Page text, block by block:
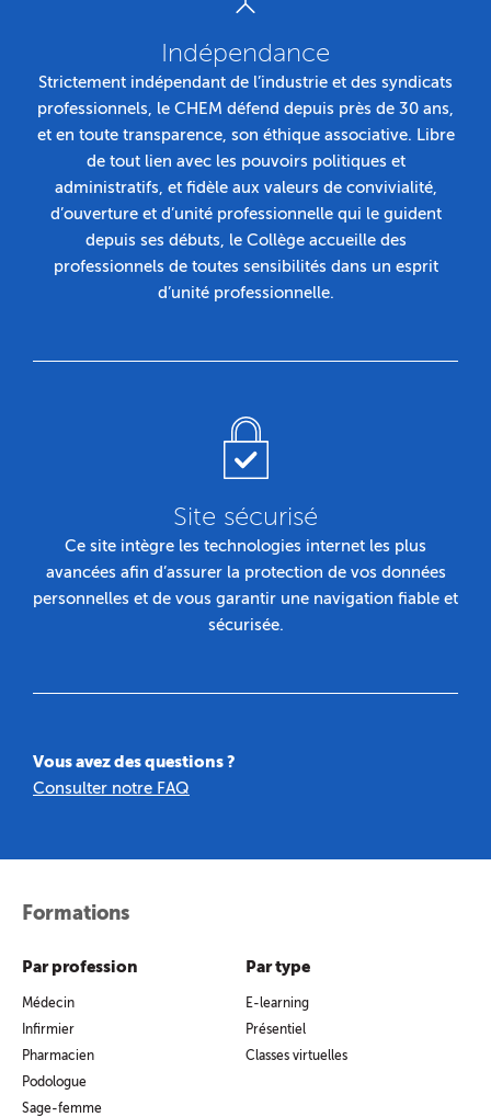
Indépendance
Strictement indépendant de l’industrie et des syndicats
professionnels, le CHEM défend depuis près de 30 ans,
et en toute transparence, son éthique associative. Libre
de tout lien avec les pouvoirs politiques et
administratifs, et fidèle aux valeurs de convivialité,
d’ouverture et d’unité professionnelle qui le guident
depuis ses débuts, le Collège accueille des
professionnels de toutes sensibilités dans un esprit
d’unité professionnelle.
Site sécurisé
Ce site intègre les technologies internet les plus
avancées afin d’assurer la protection de vos données
personnelles et de vous garantir une navigation fiable et
sécurisée.
Vous avez des questions ?
Consulter notre FAQ
Formations
Par profession
Médecin
Infirmier
Pharmacien
Podologue
Sage-femme
Par type
E-learning
Présentiel
Classes virtuelles